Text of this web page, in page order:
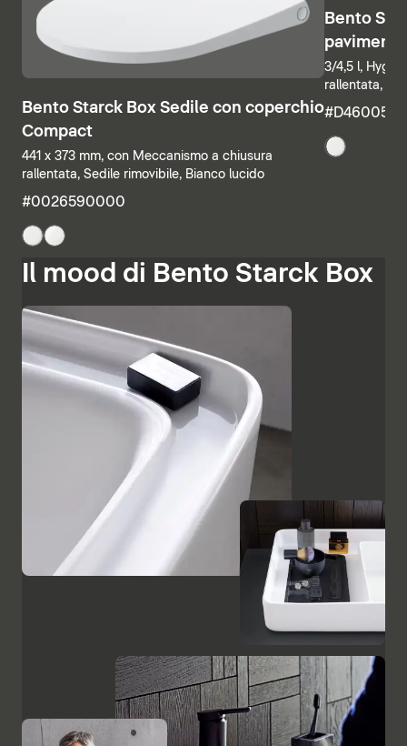
Bento Starck Box Sedile con coperchio
Compact
441 x 373 mm, con Meccanismo a chiusura
rallentata, Sedile rimovibile, Bianco lucido
#0026590000
Bento
3/4,5 l,
rallentata,
Il mood di Bento Starck Box